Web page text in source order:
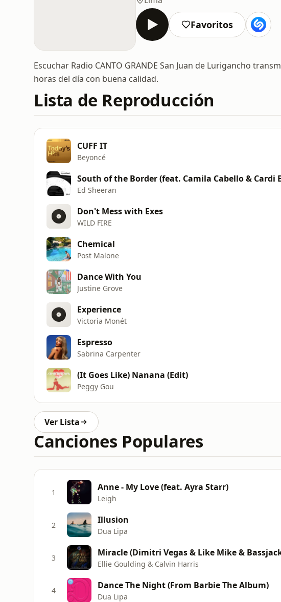
Favoritos
Escuchar Radio CANTO GRANDE San Juan de Lurigancho
horas del día con buena calidad.
Lista de Reproducción
CUFF IT
Beyoncé
South of the Border (feat. Camila Cabello & Cardi
Ed Sheeran
Don't Mess with Exes
WILD FIRE
Chemical
Post Malone
Dance With You
Justine Grove
Experience
Victoria Monét
Espresso
Sabrina Carpenter
(It Goes Like) Nanana (Edit)
Peggy Gou
Ver Lista
Canciones Populares
1 Anne - My Love (feat. Ayra Starr)
Leigh
2 Illusion
Dua Lipa
3 Miracle (Dimitri Vegas & Like Mike &
Ellie Goulding & Calvin Harris
4 Dance The Night (From Barbie The Album)
Dua Lipa